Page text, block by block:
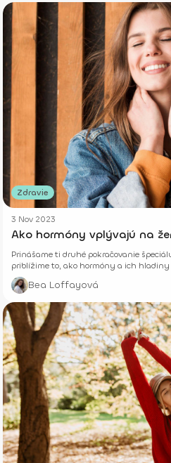
Zdravie
3 Nov 2023
Ako hormóny vplývajú na
Prinášame ti druhé pokračovanie
priblížime to, ako hormóny a ich
nechtov, vlasov a pokožky. Začítaj sa s
podporiť hormonálnu rovnováhu.
Bea Loffayová